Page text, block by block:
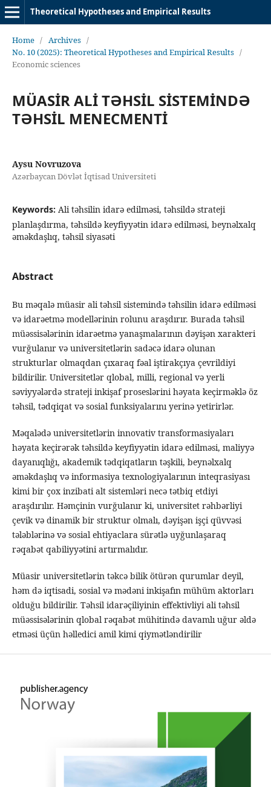
Theoretical Hypotheses and Empirical Results
Home / Archives /
No. 10 (2025): Theoretical Hypotheses and Empirical Results /
Economic sciences
MÜASİR ALİ TƏHSİL SİSTEMİNDƏ
TƏHSİL MENECMENTİ
Aysu Novruzova
Azərbaycan Dövlət İqtisad Universiteti
Keywords: Ali təhsilin idarə edilməsi, təhsildə strateji
planlaşdırma, təhsildə keyfiyyətin idarə edilməsi, beynəlxalq
əməkdaşlıq, təhsil siyasəti
Abstract
Bu məqalə müasir ali təhsil sistemində təhsilin idarə edilməsi
və idarəetmə modellərinin rolunu araşdırır. Burada təhsil
müəssisələrinin idarəetmə yanaşmalarının dəyişən xarakteri
vurğulanır və universitetlərin sadəcə idarə olunan
strukturlar olmaqdan çıxaraq fəal iştirakçıya çevrildiyi
bildirilir. Universitetlər qlobal, milli, regional və yerli
səviyyələrdə strateji inkişaf proseslərini həyata keçirməklə öz
təhsil, tədqiqat və sosial funksiyalarını yerinə yetirirlər.
Məqalədə universitetlərin innovativ transformasiyaları
həyata keçirərək təhsildə keyfiyyətin idarə edilməsi, maliyyə
dayanıqlığı, akademik tədqiqatların təşkili, beynəlxalq
əməkdaşlıq və informasiya texnologiyalarının inteqrasiyası
kimi bir çox inzibati alt sistemləri necə tətbiq etdiyi
araşdırılır. Həmçinin vurğulanır ki, universitet rəhbərliyi
çevik və dinamik bir struktur olmalı, dəyişən işçi qüvvəsi
tələblərinə və sosial ehtiyaclara sürətlə uyğunlaşaraq
rəqabət qabiliyyətini artırmalıdır.
Müasir universitetlərin təkcə bilik ötürən qurumlar deyil,
həm də iqtisadi, sosial və mədəni inkişafın mühüm aktorları
olduğu bildirilir. Təhsil idarəçiliyinin effektivliyi ali təhsil
müəssisələrinin qlobal rəqabət mühitində davamlı uğur əldə
etməsi üçün həlledici amil kimi qiymətləndirilir